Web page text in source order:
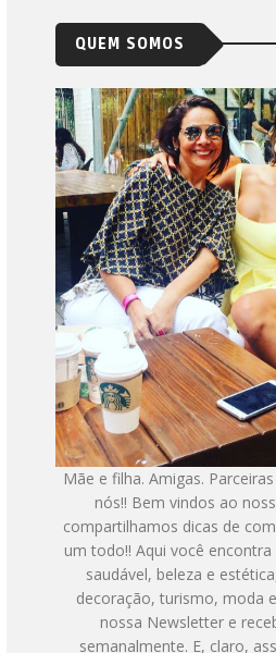
QUEM SOMOS
Mãe e filha. Amigas.
nós!! Bem vindos ao
compartilhamos dicas de
um todo!! Aqui você
saudável, beleza e
decoração, turismo, moda
nossa Newsletter e
semanalmente. E, claro,